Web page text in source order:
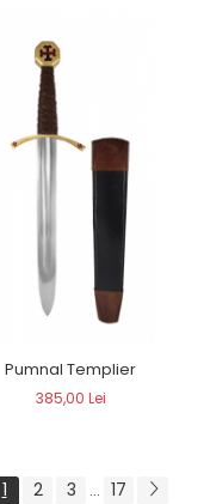
Pumnal Templier
385,00 Lei
1 2 3 ... 17